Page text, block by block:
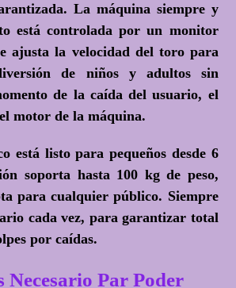
La máquina siempre y
está controlada por un monitor
ajusta la velocidad del toro para
de niños y adultos sin
de la caída del usuario, el
motor de la máquina.
está listo para pequeños desde 6
soporta hasta 100 kg de peso,
para cualquier público. Siempre
cada vez, para garantizar total
por caídas.
Necesario Par Poder